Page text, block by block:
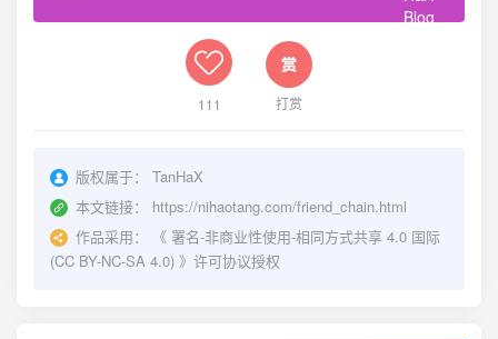
111 打赏
版权属于：
TanHaX
本文链接：
https://nihaotang.com/friend_chain.html
作品采用：
《 署名-非商业性使用-相同方式共享 4.0 国际
(CC BY-NC-SA 4.0) 》许可协议授权